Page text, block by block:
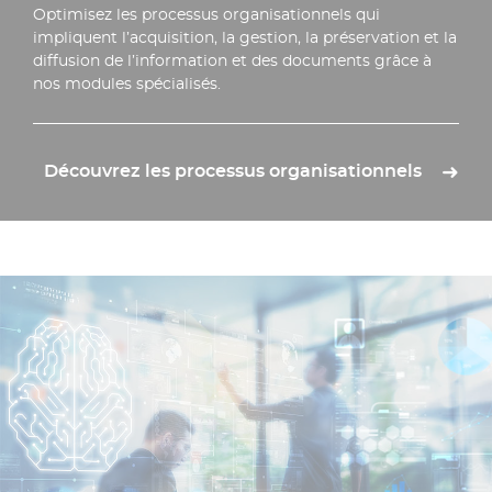
Optimisez les processus organisationnels qui
impliquent l’acquisition, la gestion, la préservation et la
diffusion de l’information et des documents grâce à
nos modules spécialisés.
Découvrez les processus organisationnels